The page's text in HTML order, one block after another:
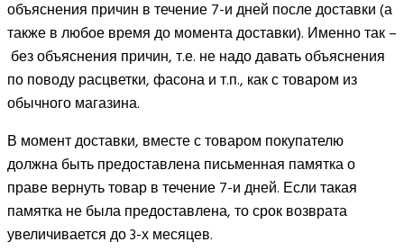
объяснения причин в течение 7-и дней после доставки (а
также в любое время до момента доставки). Именно так –
без объяснения причин, т.е. не надо давать объяснения
по поводу расцветки, фасона и т.п., как с товаром из
обычного магазина.
В момент доставки, вместе с товаром покупателю
должна быть предоставлена письменная памятка о
праве вернуть товар в течение 7-и дней. Если такая
памятка не была предоставлена, то срок возврата
увеличивается до 3-х месяцев.